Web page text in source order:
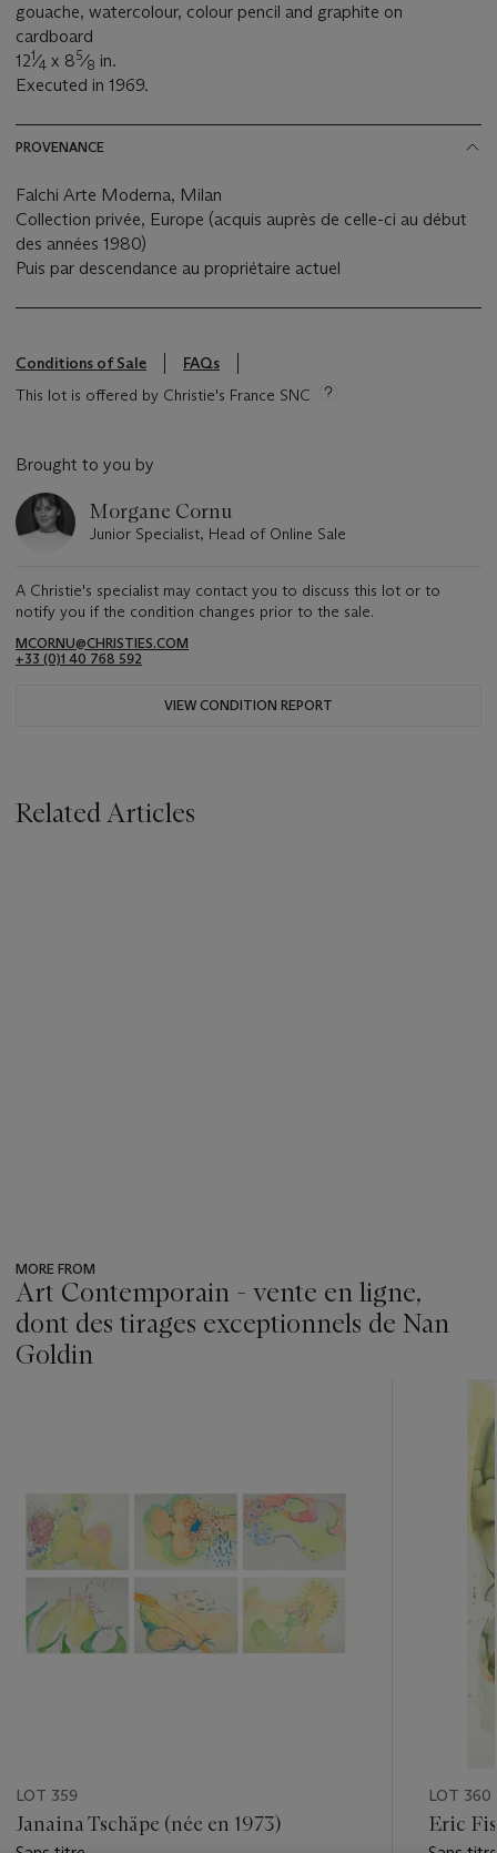
gouache, watercolour, colour pencil and graphite on
cardboard
121⁄4 x 85⁄8 in.
Executed in 1969.
PROVENANCE
Falchi Arte Moderna, Milan
Collection privée, Europe (acquis auprès de celle-ci au début
des années 1980)
Puis par descendance au propriétaire actuel
Conditions of Sale
FAQs
This lot is offered by Christie's France SNC
Brought to you by
Morgane Cornu
Junior Specialist, Head of Online Sale
A Christie's specialist may contact you to discuss this lot or to
notify you if the condition changes prior to the sale.
MCORNU@CHRISTIES.COM
+33 (0)1 40 768 592
VIEW CONDITION REPORT
Related Articles
MORE FROM
Art Contemporain - vente en ligne,
dont des tirages exceptionnels de Nan
Goldin
LOT 359
Janaina Tschäpe (née en 1973)
LOT 360
Eric